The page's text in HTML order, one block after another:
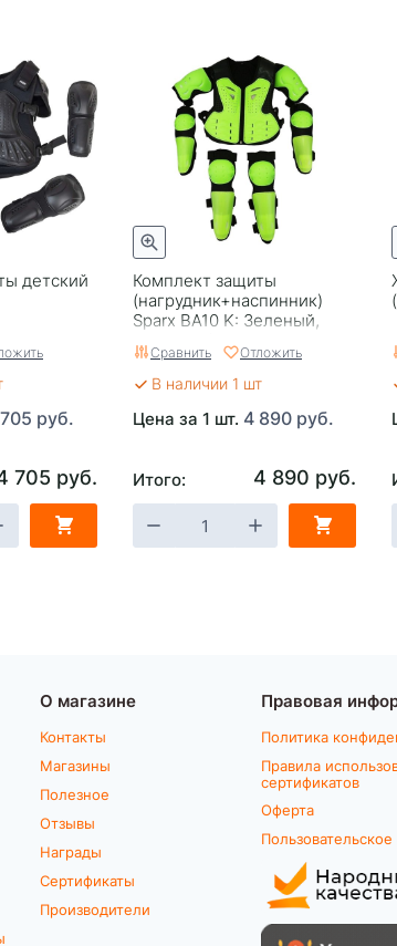
детский
руб.
705 руб.
Комплект защиты
(нагрудник+наспинник)
Sparx BA10 K: Зеленый,
Сравнить Отложить
В наличии 1 шт
Цена за 1 шт. 4 890 руб.
Итого: 4 890 руб.
О магазине
Контакты
Магазины
Полезное
Отзывы
Награды
Сертификаты
Производители
Правовая
Политика
Правила
сертификатов
Оферта